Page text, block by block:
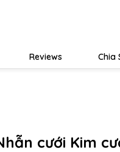
Reviews Chia
cưới Kim